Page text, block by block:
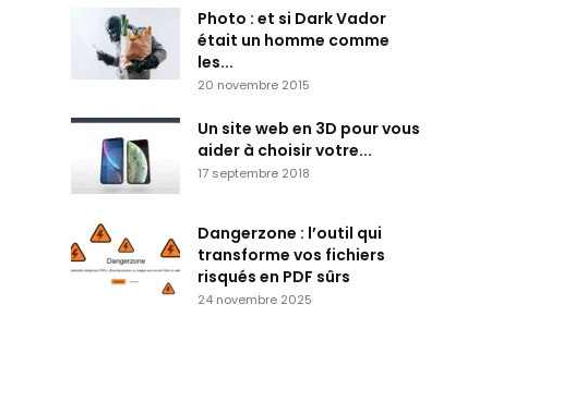
Photo : et si Dark Vador
était un homme comme
les...
20 novembre 2015
Un site web en 3D pour vous
aider à choisir votre...
17 septembre 2018
Dangerzone : l’outil qui
transforme vos fichiers
risqués en PDF sûrs
24 novembre 2025